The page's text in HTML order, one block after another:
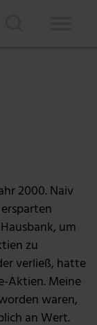
2000. Naiv
um
zu
verließ, hatte
Aktien. Meine
waren,
an Wert.